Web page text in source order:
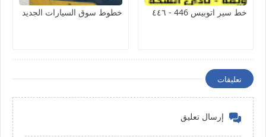
خط سير اتوبيس 446 - ٤٤٦ خطوط سوق السيارات الجديد
تعليقات
إرسال تعليق